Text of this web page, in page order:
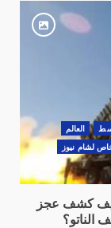
العالم
لشام نيوز
كيف كشف عجز
الناتو؟